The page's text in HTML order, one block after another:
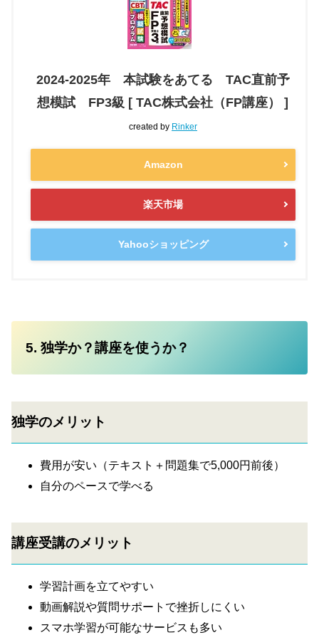
2024-2025年 本試験をあてる TAC直前予
想模試 FP3級 [ TAC株式会社（FP講座） ]
created by Rinker
Amazon
楽天市場
Yahooショッピング
5. 独学か？講座を使うか？
独学のメリット
費用が安い（テキスト＋問題集で5,000円前後）
自分のペースで学べる
講座受講のメリット
学習計画を立てやすい
動画解説や質問サポートで挫折しにくい
スマホ学習が可能なサービスも多い